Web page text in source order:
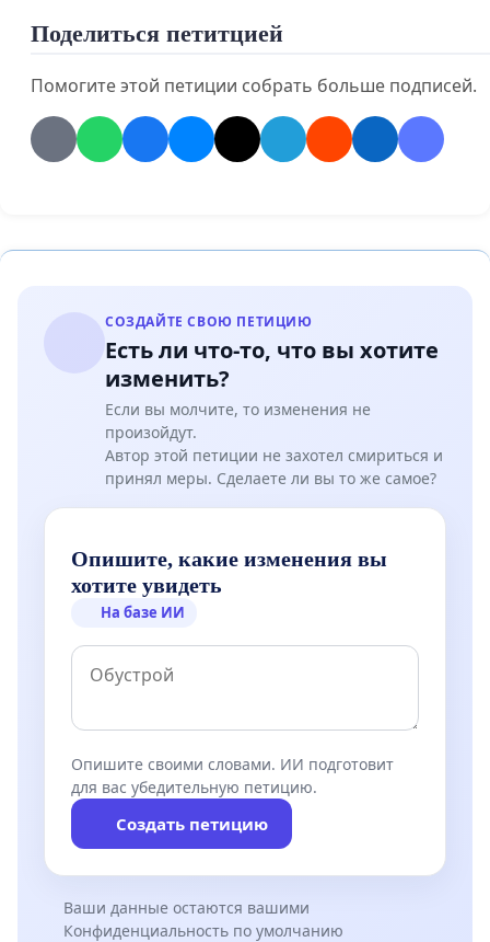
Поделиться петитцией
Помогите этой петиции собрать больше подписей.
СОЗДАЙТЕ СВОЮ ПЕТИЦИЮ
Есть ли что-то, что вы хотите
изменить?
Если вы молчите, то изменения не
произойдут.
Автор этой петиции не захотел смириться и
принял меры. Сделаете ли вы то же самое?
Опишите, какие изменения вы
хотите увидеть
На базе ИИ
Опишите своими словами. ИИ подготовит
для вас убедительную петицию.
Создать петицию
Ваши данные остаются вашими
Конфиденциальность по умолчанию